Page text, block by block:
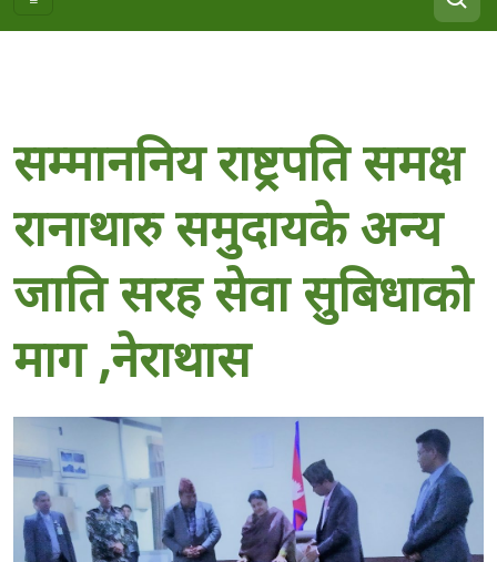
सम्माननिय राष्ट्रपति समक्ष
जाति सरह सेवा सुबिधाको
माग ,नेराथास